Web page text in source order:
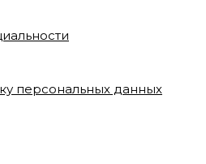
персональных данных